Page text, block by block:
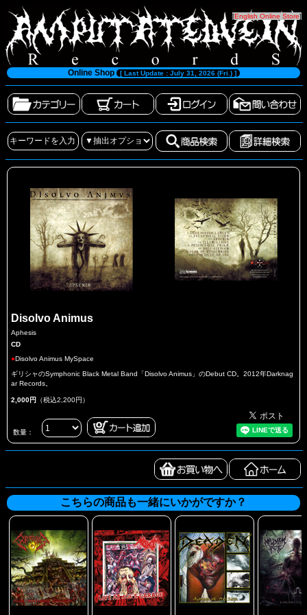
[English Online Store]
Online Shop [ Last Update : July 31, 2026 (Fri.) ]
Disolvo Animus
Aphesis
CD
●Disolvo Animus MySpace
ギリシャのSymphonic Black Metal Band「Disolvo Animus」のDebut CD。2012年Darknag
ar Records。
2,000円 （税込2,200円）
数量：
こちらの商品も一緒にいかがですか？